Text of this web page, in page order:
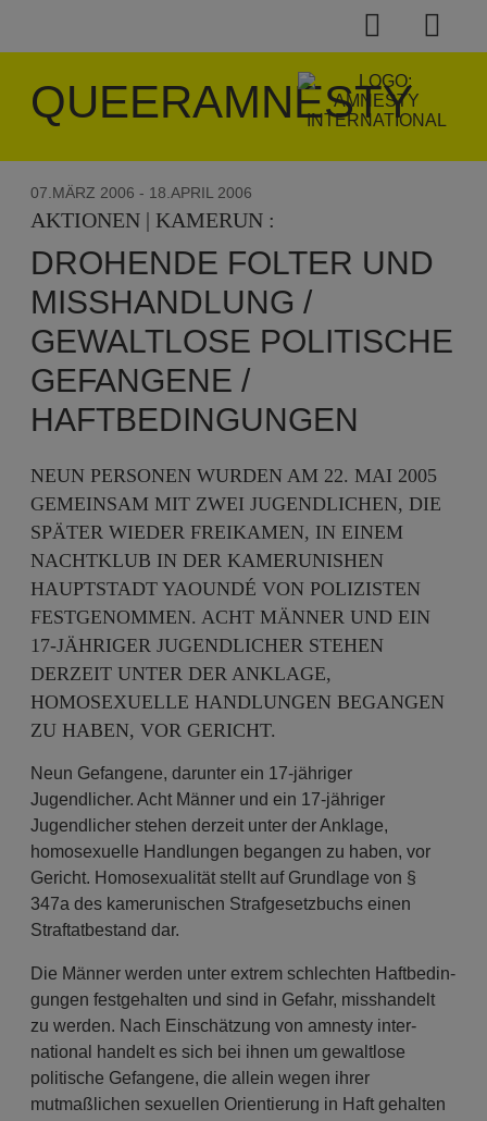
QUEERAMNESTY
07.MÄRZ 2006- 18.APRIL 2006
AKTIONEN | KAMERUN :
DROHENDE FOLTER UND
MISSHANDLUNG /
GEWALTLOSE POLITISCHE
GEFANGENE /
HAFTBEDINGUNGEN
NEUN PERSONEN WURDEN AM 22. MAI 2005
GEMEINSAM MIT ZWEI JUGENDLICHEN, DIE
SPÄTER WIEDER FREIKAMEN, IN EINEM
NACHTKLUB IN DER KAMERUNISHEN
HAUPTSTADT YAOUNDÉ VON POLIZISTEN
FESTGENOMMEN. ACHT MÄNNER UND EIN
17-JÄHRIGER JUGENDLICHER STEHEN
DERZEIT UNTER DER ANKLAGE,
HOMOSEXUELLE HANDLUNGEN BEGANGEN
ZU HABEN, VOR GERICHT.
Neun Gefangene, darunter ein 17-jähriger
Jugendlicher. Acht Männer und ein 17-jähriger
Jugendlicher stehen derzeit unter der Anklage,
homosexuelle Handlungen begangen zu haben, vor
Gericht. Homosexualität stellt auf Grundlage von §
347a des kamerunischen Strafgesetzbuchs einen
Straftatbestand dar.
Die Männer werden unter extrem schlechten Haftbedin­
gungen festgehalten und sind in Gefahr, misshandelt
zu werden. Nach Einschätzung von amnesty inter­
national handelt es sich bei ihnen um gewaltlose
politische Gefangene, die allein wegen ihrer
mutmaßlichen sexuellen Orientierung in Haft gehal­ten